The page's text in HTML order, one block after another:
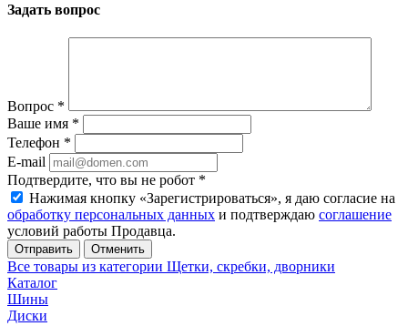
Задать вопрос
Вопрос *
Ваше имя *
Телефон *
E-mail
Подтвердите, что вы не робот *
Нажимая кнопку «Зарегистрироваться», я даю согласие на
обработку персональных данных и подтверждаю соглашение
условий работы Продавца.
Отменить
Все товары из категории Щетки, скребки, дворники
Каталог
Шины
Диски